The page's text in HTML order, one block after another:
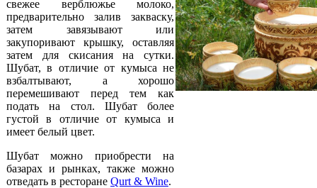
свежее верблюжье молоко,
предварительно залив закваску,
затем завязывают или
закупоривают крышку, оставляя
затем для скисания на сутки.
Шубат, в отличие от кумыса не
взбалтывают, а хорошо
перемешивают перед тем как
подать на стол. Шубат более
густой в отличие от кумыса и
имеет белый цвет.
Шубат можно приобрести на
базарах и рынках, также можно
отведать в ресторане Qurt & Wine.